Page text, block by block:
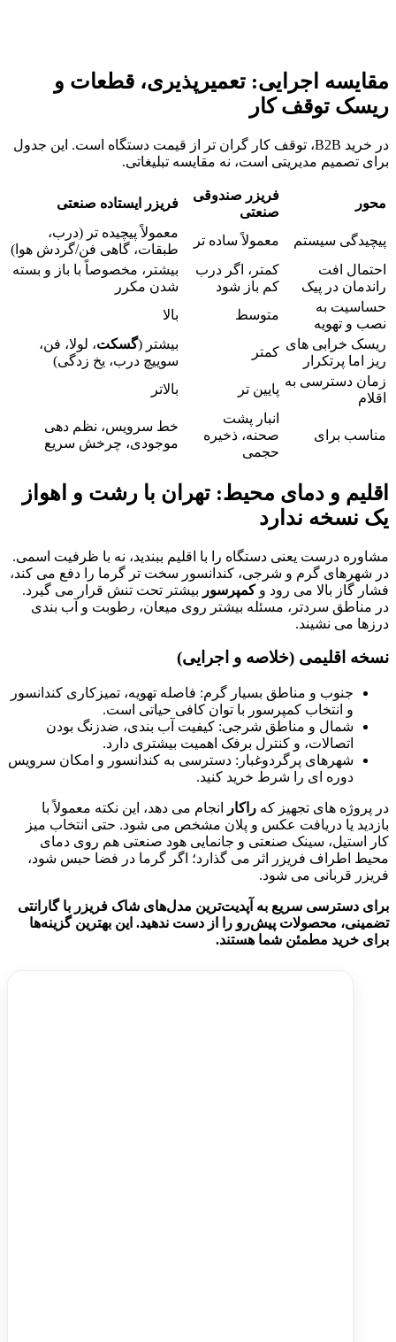
مقایسه اجرایی: تعمیرپذیری، قطعات و
ریسک توقف کار
در خرید B2B، توقف کار گران تر از قیمت دستگاه است. این جدول
برای تصمیم مدیریتی است، نه مقایسه تبلیغاتی.
محور
فریزر صندوقی
صنعتی
فریزر ایستاده صنعتی
پیچیدگی سیستم معمولاً ساده تر
معمولاً پیچیده تر (درب،
طبقات، گاهی فن/گردش هوا)
احتمال افت
راندمان در پیک
کمتر، اگر درب
کم باز شود
بیشتر، مخصوصاً با باز و بسته
شدن مکرر
حساسیت به
نصب و تهویه
متوسط
بالا
ریسک خرابی های
ریز اما پرتکرار
کمتر
بیشتر (گسکت، لولا، فن،
سوییچ درب، یخ زدگی)
زمان دسترسی به
اقلام
پایین تر بالاتر
مناسب برای
انبار پشت
صحنه، ذخیره
حجمی
خط سرویس، نظم دهی
موجودی، چرخش سریع
اقلیم و دمای محیط: تهران با رشت و اهواز
یک نسخه ندارد
مشاوره درست یعنی دستگاه را با اقلیم ببندید، نه با ظرفیت اسمی.
در شهرهای گرم و شرجی، کندانسور سخت تر گرما را دفع می کند،
فشار گاز بالا می رود وکمپرسور بیشتر تحت تنش قرار می گیرد.
در مناطق سردتر، مسئله بیشتر روی میعان، رطوبت و آب بندی
درزها می نشیند.
نسخه اقلیمی (خلاصه و اجرایی)
جنوب و مناطق بسیار گرم: فاصله تهویه، تمیزکاری کندانسور
و انتخاب کمپرسور با توان کافی حیاتی است.
شمال و مناطق شرجی: کیفیت آب بندی، ضدزنگ بودن
اتصالات، و کنترل برفک اهمیت بیشتری دارد.
شهرهای پرگردوغبار: دسترسی به کندانسور و امکان سرویس
دوره ای را شرط خرید کنید.
در پروژه های تجهیز که راکار
انجام می دهد، این نکته معمولاً با
بازدید یا دریافت عکس و پلان مشخص می شود. حتی انتخاب میز
کار استیل، سینک صنعتی و جانمایی هود صنعتی هم روی دمای
محیط اطراف فریزر اثر می گذارد؛ اگر گرما در فضا حبس شود،
فریزر قربانی می شود.
برای دسترسی سریع به آپدیت‌ترین مدل‌های شاک فریزر با گارانتی
تضمینی، محصولات پیش‌رو را از دست ندهید. این بهترین گزینه‌ها
برای خرید مطمئن شما هستند.